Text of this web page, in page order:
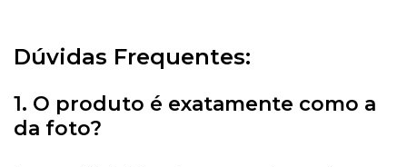
Dúvidas Frequentes:
1. O produto é exatamente como a
da foto?